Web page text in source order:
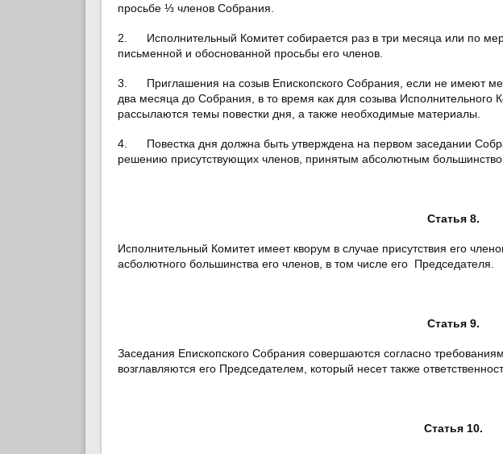
просьбе ⅓ членов Собрания.
2. Исполнительный Комитет собирается раз в три месяца или по
письменной и обоснованной просьбы его членов.
3. Приглашения на созыв Епископского Собрания, если не имеют
два месяца до Собрания, в то время как для созыва Исполнительного
рассылаются темы повестки дня, а также необходимые материалы.
4. Повестка дня должна быть утверждена на первом заседании
решению присутствующих членов, принятым абсолютным
Статья 8.
Исполнительный Комитет имеет кворум в случае присутствия его
асболютного большинства его членов, в том числе его Председателя.
Статья 9.
Заседания Епископского Собрания совершаются согласно
возглавляются его Председателем, который несет также
Статья 10.